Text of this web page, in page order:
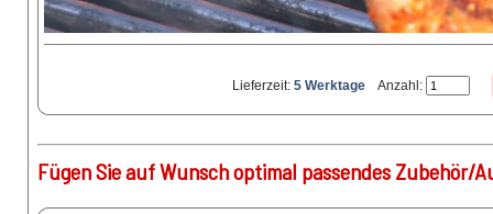
Lieferzeit: 5 Werktage Anzahl:
Fügen Sie auf Wunsch optimal passendes Zubehör/